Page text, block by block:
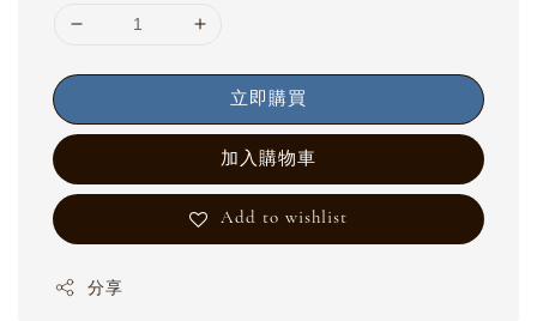
立即購買
加入購物車
Add to wishlist
分享